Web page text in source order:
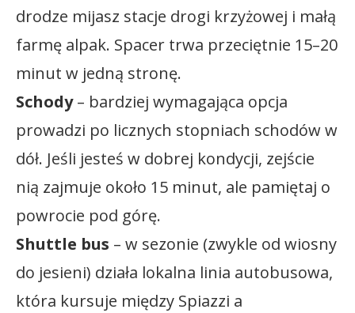
drodze mijasz stacje drogi krzyżowej i małą
farmę alpak. Spacer trwa przeciętnie 15–20
minut w jedną stronę.
Schody– bardziej wymagająca opcja
prowadzi po licznych stopniach schodów w
dół. Jeśli jesteś w dobrej kondycji, zejście
nią zajmuje około 15 minut, ale pamiętaj o
powrocie pod górę.
Shuttle bus – w sezonie (zwykle od wiosny
do jesieni) działa lokalna linia autobusowa,
która kursuje między Spiazzi a